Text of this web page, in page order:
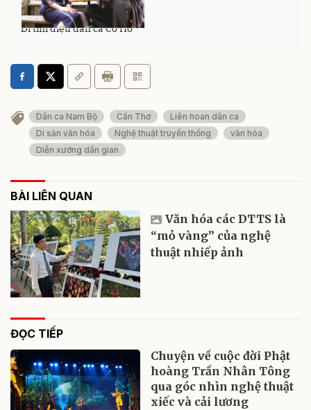
Đi tìm điệu dân ca Cơ Ho
Dân ca Nam Bộ Cần Thơ
Liên hoan dân ca
Di sản văn hóa
Nghệ thuật truyền thống
văn hóa
Diễn xướng dân gian
BÀI LIÊN QUAN
Văn hóa các DTTS là
“mỏ vàng” của nghệ
thuật nhiếp ảnh
ĐỌC TIẾP
Chuyện về cuộc đời Phật
hoàng Trần Nhân Tông
qua góc nhìn nghệ thuật
xiếc và cải lương